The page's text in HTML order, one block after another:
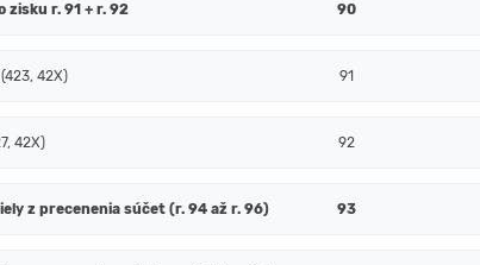
zisku r. 91 + r. 92 90
42X) 91
42X) 92
z precenenia súčet (r. 94 až r. 96) 93